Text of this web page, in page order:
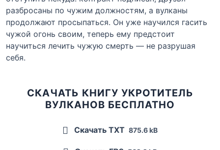
разбросаны по чужим должностям, а вулканы
продолжают просыпаться. Он уже научился гасить
чужой огонь своим, теперь ему предстоит
научиться лечить чужую смерть — не разрушая
себя.
СКАЧАТЬ КНИГУ УКРОТИТЕЛЬ
ВУЛКАНОВ БЕСПЛАТНО
Скачать TXT 875.6 kB